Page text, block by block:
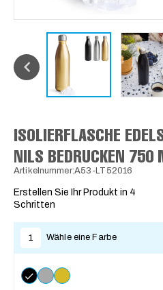
ISOLIERFLASCHE
NILS BEDRUCKEN 750
Artikelnummer:A53-LT52016
Erstellen Sie Ihr Produkt in 4
Schritten
1 Wähle eine Farbe